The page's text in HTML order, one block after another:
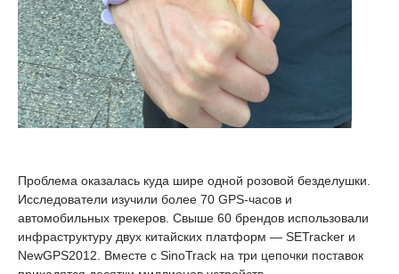
Проблема оказалась куда шире одной розовой безделушки.
Исследователи изучили более 70 GPS-часов и
автомобильных трекеров. Свыше 60 брендов использовали
инфраструктуру двух китайских платформ — SETracker и
NewGPS2012. Вместе с SinoTrack на три цепочки поставок